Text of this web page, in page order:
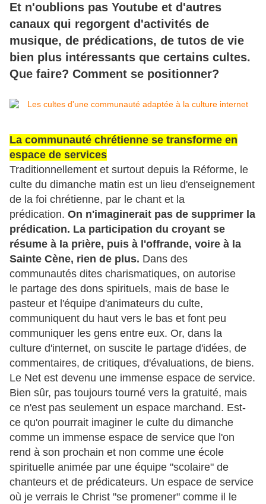
Et n'oublions pas Youtube et d'autres
canaux qui regorgent d'activités de
musique, de prédications, de tutos de vie
bien plus intéressants que certains cultes.
Que faire? Comment se positionner?
La communauté chrétienne se transforme en
espace de services
Traditionnellement et surtout depuis la Réforme, le
culte du dimanche matin est un lieu d'enseignement
de la foi chrétienne, par le chant et la
prédication. On n'imaginerait pas de supprimer la
prédication. La participation du croyant se
résume à la prière, puis à l'offrande, voire à la
Sainte Cène, rien de plus. Dans des
communautés dites charismatiques, on autorise
le partage des dons spirituels, mais de base le
pasteur et l'équipe d'animateurs du culte,
communiquent du haut vers le bas et font peu
communiquer les gens entre eux. Or, dans la
culture d'internet, on suscite le partage d'idées, de
commentaires, de critiques, d'évaluations, de biens.
Le Net est devenu une immense espace de service.
Bien sûr, pas toujours tourné vers la gratuité, mais
ce n'est pas seulement un espace marchand. Est-
ce qu'on pourrait imaginer le culte du dimanche
comme un immense espace de service que l'on
rend à son prochain et non comme une école
spirituelle animée par une équipe "scolaire" de
chanteurs et de prédicateurs. Un espace de service
où je verrais le Christ "se promener" comme il le